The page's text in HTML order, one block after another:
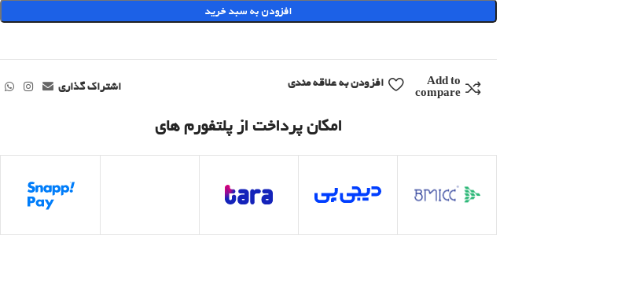
افزودن به سبد خرید
Add to
compare
افزودن به علاقه مندی اشتراک گذاری
امکان پرداخت از پلتفورم های